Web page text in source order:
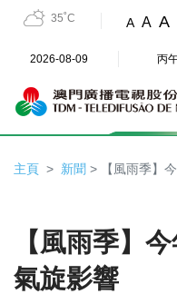
35˚C A A A
2026-08-09 丙
主頁 新聞 > 【風雨季】
【風雨季】
氣旋影響